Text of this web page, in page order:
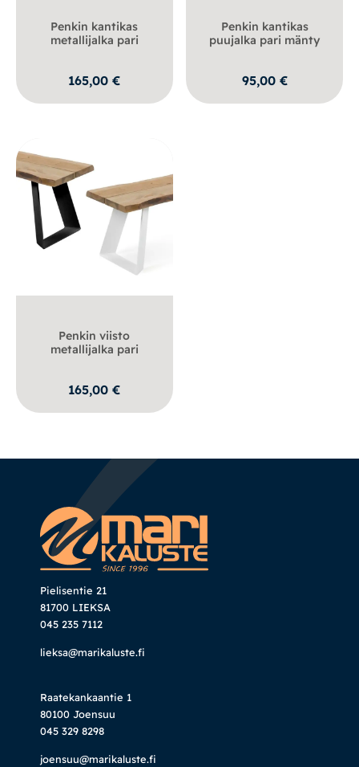
Penkin kantikas
metallijalka pari
165,00€
Penkin kantikas
puujalka pari mänty
95,00 €
Penkin viisto
metallijalka pari
165,00€
Pielisentie 21
81700 LIEKSA
045 235 7112
lieksa@marikaluste.fi
Raatekankaantie 1
80100 Joensuu
045 329 8298
joensuu@marikaluste.fi